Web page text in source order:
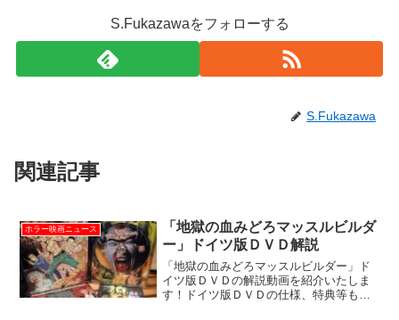
S.Fukazawaをフォローする
S.Fukazawa
関連記事
ホラー映画ニュース
「地獄の血みどろマッスルビルダ
ー」ドイツ版ＤＶＤ解説
「地獄の血みどろマッスルビルダー」ド
イツ版ＤＶＤの解説動画を紹介いたしま
す！ドイツ版ＤＶＤの仕様、特典等も解